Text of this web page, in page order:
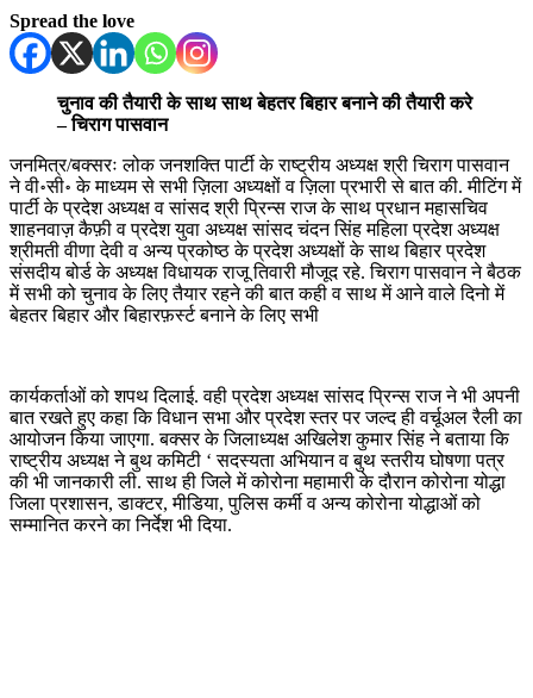
Spread the love
चुनाव की तैयारी के साथ साथ बेहतर बिहार बनाने की तैयारी करे
– चिराग पासवान
जनमित्र/बक्सरः लोक जनशक्ति पार्टी के राष्ट्रीय अध्यक्ष श्री चिराग पासवान
ने वी॰सी॰ के माध्यम से सभी ज़िला अध्यक्षों व ज़िला प्रभारी से बात की. मीटिंग में
पार्टी के प्रदेश अध्यक्ष व सांसद श्री प्रिन्स राज के साथ प्रधान महासचिव
शाहनवाज़ कैफ़ी व प्रदेश युवा अध्यक्ष सांसद चंदन सिंह महिला प्रदेश अध्यक्ष
श्रीमती वीणा देवी व अन्य प्रकोष्ठ के प्रदेश अध्यक्षों के साथ बिहार प्रदेश
संसदीय बोर्ड के अध्यक्ष विधायक राजू तिवारी मौजूद रहे. चिराग पासवान ने बैठक
में सभी को चुनाव के लिए तैयार रहने की बात कही व साथ में आने वाले दिनो में
बेहतर बिहार और बिहारफ़र्स्ट बनाने के लिए सभी
कार्यकर्ताओं को शपथ दिलाई. वही प्रदेश अध्यक्ष सांसद प्रिन्स राज ने भी अपनी
बात रखते हुए कहा कि विधान सभा और प्रदेश स्तर पर जल्द ही वर्चूअल रैली का
आयोजन किया जाएगा. बक्सर के जिलाध्यक्ष अखिलेश कुमार सिंह ने बताया कि
राष्ट्रीय अध्यक्ष ने बुथ कमिटी ‘ सदस्यता अभियान व बुथ स्तरीय घोषणा पत्र
की भी जानकारी ली. साथ ही जिले में कोरोना महामारी के दौरान कोरोना योद्धा
जिला प्रशासन, डाक्टर, मीडिया, पुलिस कर्मी व अन्य कोरोना योद्धाओं को
सम्मानित करने का निर्देश भी दिया.